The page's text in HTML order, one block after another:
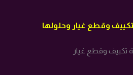
وقطع غيار وحلولها